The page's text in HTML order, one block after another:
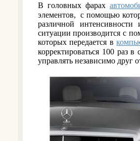
В головных фарах
элементов, с помощью
различной
ситуации производится с
которых передается в
корректироваться 100 раз
управлять независимо друг